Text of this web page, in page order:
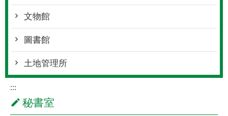
文物館
圖書館
土地管理所
:::
秘書室